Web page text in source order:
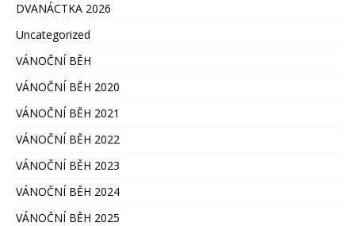
DVANÁCTKA 2026
Uncategorized
VÁNOČNÍ BĚH
VÁNOČNÍ BĚH 2020
VÁNOČNÍ BĚH 2021
VÁNOČNÍ BĚH 2022
VÁNOČNÍ BĚH 2023
VÁNOČNÍ BĚH 2024
VÁNOČNÍ BĚH 2025